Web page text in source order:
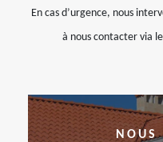
En cas d’urgence, nous
à nous contacter via
NOUS